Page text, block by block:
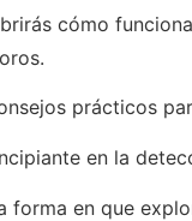
cómo
prácticos
en la
forma en que